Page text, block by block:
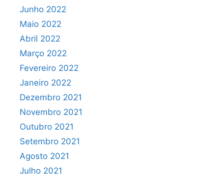
Junho 2022
Maio 2022
Abril 2022
Março 2022
Fevereiro 2022
Janeiro 2022
Dezembro 2021
Novembro 2021
Outubro 2021
Setembro 2021
Agosto 2021
Julho 2021